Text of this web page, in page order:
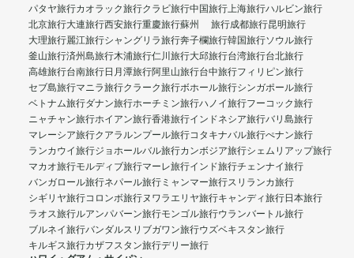
パタヤ旅行カオラック旅行クラビ旅行中国旅行上海旅行ハルビン旅行
北京旅行大連旅行西安旅行重慶旅行蘇州 旅行成都旅行昆明旅行
大理旅行麗江旅行シャングリラ旅行奔子欄旅行韓国旅行ソウル旅行
釜山旅行済州島旅行木浦旅行仁川旅行大邱旅行台湾旅行台北旅行
高雄旅行台南旅行日月潭旅行阿里山旅行台中旅行フィリピン旅行
セブ島旅行マニラ旅行クラーク旅行ボホール旅行シンガポール旅行
ベトナム旅行ダナン旅行ホーチミン旅行ハノイ旅行フーコック旅行
ニャチャン旅行ホイアン旅行香港旅行インドネシア旅行バリ島旅行
マレーシア旅行クアラルンプール旅行コタキナバル旅行ぺナン旅行
ランカウイ旅行ジョホールバル旅行カンボジア旅行シェムリアップ旅行
マカオ旅行モルディブ旅行マーレ旅行インド旅行チェンナイ旅行
バンガロール旅行ネパール旅行 ミャンマー旅行スリランカ旅行
シギリヤ旅行コロンボ旅行ヌワラエリヤ旅行キャンディ旅行日本旅行
ラオス旅行ルアンパバーン旅行モンゴル旅行ウランバートル旅行
ブルネイ旅行バンダルスリブガワン旅行ウズベキスタン旅行
キルギス旅行カザフスタン旅行デリー旅行